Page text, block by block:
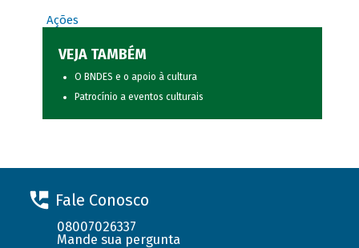
Ações
VEJA TAMBÉM
O BNDES e o apoio à cultura
Patrocínio a eventos culturais
Fale Conosco
08007026337
Mande sua pergunta